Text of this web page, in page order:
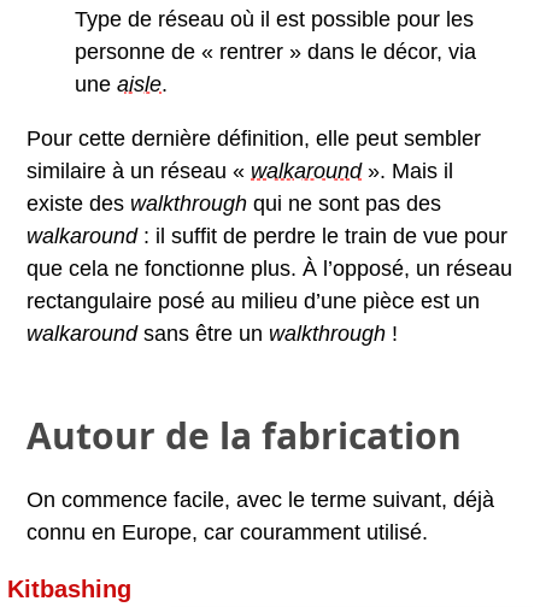
Type de réseau où il est possible pour les
personne de « rentrer » dans le décor, via
une aisle.
Pour cette dernière définition, elle peut sembler
similaire à un réseau « walkaround». Mais il
existe des walkthrough qui ne sont pas des
walkaround: il suffit de perdre le train de vue pour
que cela ne fonctionne plus. À l’opposé, un réseau
rectangulaire posé au milieu d’une pièce est un
walkaroundsans être un walkthrough !
Autour de la fabrication
On commence facile, avec le terme suivant, déjà
connu en Europe, car couramment utilisé.
Kitbashing